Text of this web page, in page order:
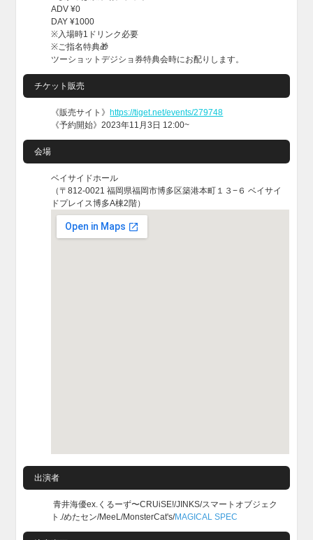
ADV ¥0
DAY ¥1000
※入場時1ドリンク必要
※ご指名特典🎁
ツーショットデジショ券特典会時にお配りします。
チケット販売
《販売サイト》 https://tiget.net/events/279748
《予約開始》2023年11月3日 12:00~
会場
ベイサイドホール
（〒812-0021 福岡県福岡市博多区築港本町１３−６ ベイサイ
ドプレイス博多A棟2階）
出演者
青井海優ex.くるーず〜CRUiSE!/JINKS/スマートオブジェク
ト./めたセン/MeeL/MonsterCat's/MAGICAL SPEC